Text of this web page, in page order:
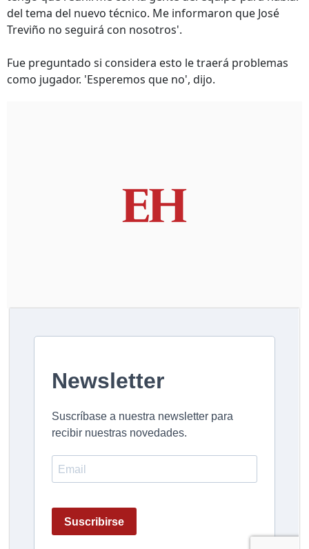
del tema del nuevo técnico. Me informaron que José
Treviño no seguirá con nosotros'.
Fue preguntado si considera esto le traerá problemas
como jugador. 'Esperemos que no', dijo.